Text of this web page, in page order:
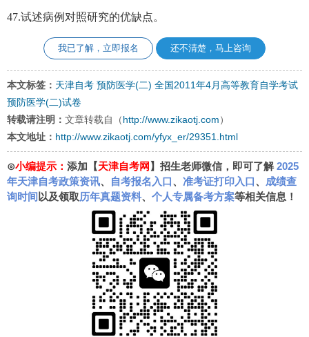
47.试述病例对照研究的优缺点。
我已了解，立即报名 还不清楚，马上咨询
本文标签： 天津自考 预防医学(二) 全国2011年4月高等教育自学考试
预防医学(二)试卷
转载请注明： 文章转载自（ http://www.zikaotj.com ）
本文地址： http://www.zikaotj.com/yfyx_er/29351.html
⊙小编提示： 添加【天津自考网 】招生老师微信，即可了解2025
年天津自考政策资讯、 自考报名入口、 准考证打印入口、 成绩查
询时间 以及领取历年真题资料、 个人专属备考方案等相关信息！